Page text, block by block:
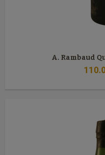
A. Rambaud
110